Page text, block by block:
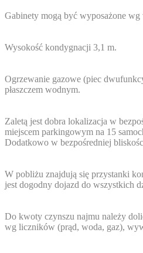
Gabinety mogą być wyposażone wg
Wysokość kondygnacji 3,1 m.
Ogrzewanie gazowe (piec
płaszczem wodnym.
Zaletą jest dobra lokalizacja w
miejscem parkingowym na 15
Dodatkowo w bezpośredniej
W pobliżu znajdują się przystanki
jest dogodny dojazd do wszystkich
Do kwoty czynszu najmu należy
wg liczników (prąd, woda, gaz),